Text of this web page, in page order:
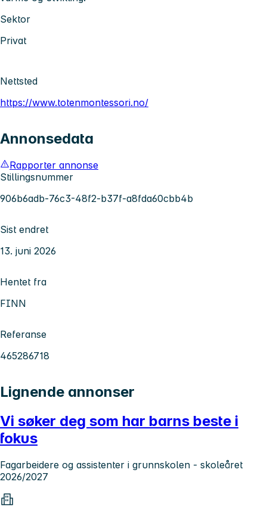
Sektor
Privat
Nettsted
https://www.totenmontessori.no/
Annonsedata
Rapporter annonse
Stillingsnummer
906b6adb-76c3-48f2-b37f-a8fda60cbb4b
Sist endret
13. juni 2026
Hentet fra
FINN
Referanse
465286718
Lignende annonser
Vi søker deg som har barns beste i
fokus
Fagarbeidere og assistenter i grunnskolen - skoleåret
2026/2027